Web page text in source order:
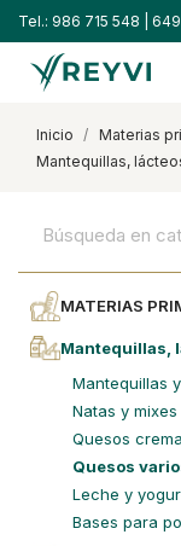
Tel.: 986 715 548 649
inicio
materias
mantequillas,
MATERIAS
mantequillas
natas y mixes
quesos crema
quesos
leche y
bases para